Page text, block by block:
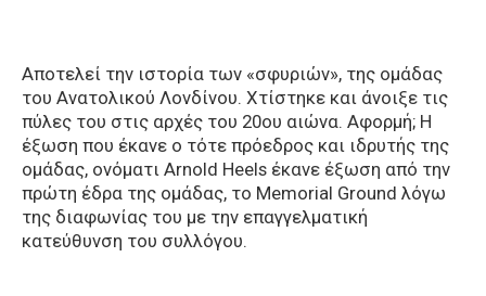
Αποτελεί την ιστορία των «σφυριών», της ομάδας
του Ανατολικού Λονδίνου. Χτίστηκε και άνοιξε τις
πύλες του στις αρχές του 20ου αιώνα. Αφορμή; Η
έξωση που έκανε ο τότε πρόεδρος και ιδρυτής της
ομάδας, ονόματι Arnold Heels έκανε έξωση από την
πρώτη έδρα της ομάδας, το Memorial Ground λόγω
της διαφωνίας του με την επαγγελματική
κατεύθυνση του συλλόγου.